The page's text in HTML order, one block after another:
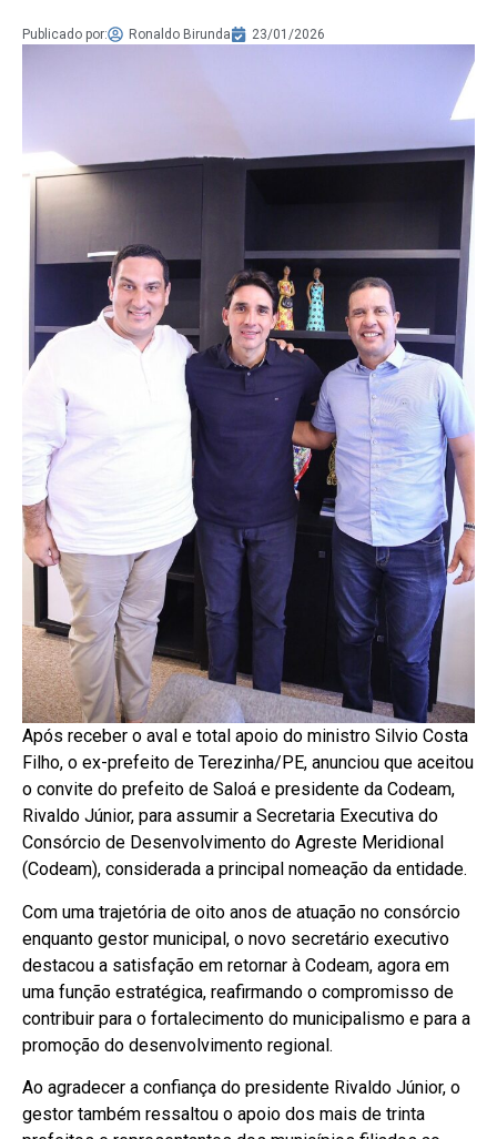
Publicado por: Ronaldo Birunda 23/01/2026
Após receber o aval e total apoio do ministro Silvio Costa
Filho, o ex-prefeito de Terezinha/PE, anunciou que aceitou
o convite do prefeito de Saloá e presidente da Codeam,
Rivaldo Júnior, para assumir a Secretaria Executiva do
Consórcio de Desenvolvimento do Agreste Meridional
(Codeam), considerada a principal nomeação da entidade.
Com uma trajetória de oito anos de atuação no consórcio
enquanto gestor municipal, o novo secretário executivo
destacou a satisfação em retornar à Codeam, agora em
uma função estratégica, reafirmando o compromisso de
contribuir para o fortalecimento do municipalismo e para a
promoção do desenvolvimento regional.
Ao agradecer a confiança do presidente Rivaldo Júnior, o
gestor também ressaltou o apoio dos mais de trinta